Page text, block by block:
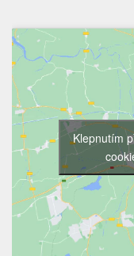
Klepnutím